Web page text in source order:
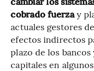
cobrado fuerzay
actuales gestores
efectos indirectos
plazo de los
capitales en